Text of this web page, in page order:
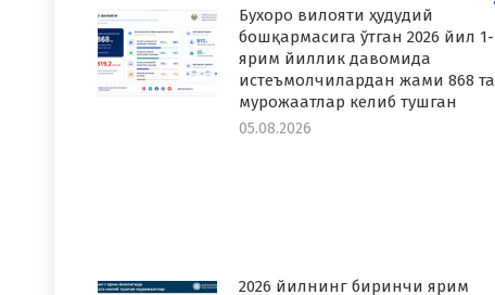
Бухоро вилояти ҳудудий
бошқармасига ўтган 2026 йил 1-
ярим йиллик давомида
истеъмолчилардан жами 868 та
мурожаатлар келиб тушган
05.08.2026
2026 йилнинг биринчи ярим